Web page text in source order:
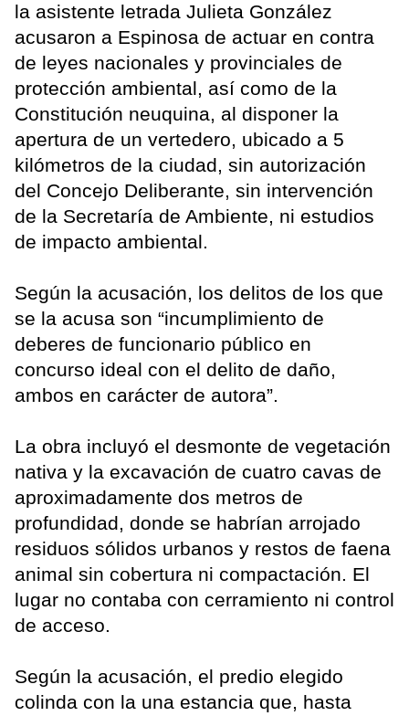
la asistente letrada Julieta González
acusaron a Espinosa de actuar en contra
de leyes nacionales y provinciales de
protección ambiental, así como de la
Constitución neuquina, al disponer la
apertura de un vertedero, ubicado a 5
kilómetros de la ciudad, sin autorización
del Concejo Deliberante, sin intervención
de la Secretaría de Ambiente, ni estudios
de impacto ambiental.
Según la acusación, los delitos de los que
se la acusa son “incumplimiento de
deberes de funcionario público en
concurso ideal con el delito de daño,
ambos en carácter de autora”.
La obra incluyó el desmonte de vegetación
nativa y la excavación de cuatro cavas de
aproximadamente dos metros de
profundidad, donde se habrían arrojado
residuos sólidos urbanos y restos de faena
animal sin cobertura ni compactación. El
lugar no contaba con cerramiento ni control
de acceso.
Según la acusación, el predio elegido
colinda con la una estancia que, hasta